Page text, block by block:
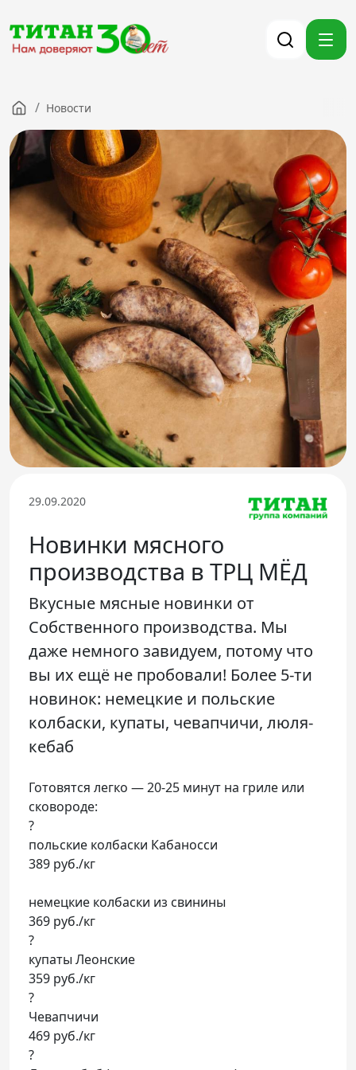
Компания
Партнерам
Тендеры
Вакансии
Новости
Контакты
Версия для слабовидящих
8 (3012) 411-099
Телефон доверия
/ Новости
29.09.2020
Новинки мясного
производства в ТРЦ МЁД
Вкусные мясные новинки от
Собственного производства. Мы
даже немного завидуем, потому что
вы их ещё не пробовали! Более 5-ти
новинок: немецкие и польские
колбаски, купаты, чевапчичи, люля-
кебаб
Готовятся легко — 20-25 минут на гриле или
сковороде:
?
польские колбаски Кабаносси
389 руб./кг
немецкие колбаски из свинины
369 руб./кг
?
купаты Леонские
359 руб./кг
?
Чевапчичи
469 руб./кг
?